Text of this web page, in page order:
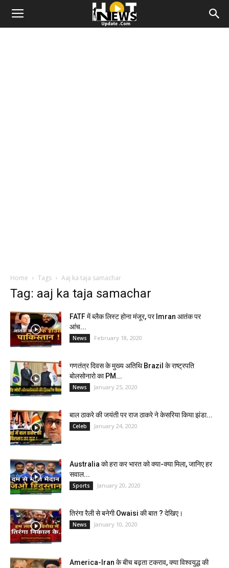
Home Tags Aaj ka taja samachar
Tag: aaj ka taja samachar
FATF में ब्लैक लिस्ट होना मंजूर, पर Imran आतंक पर
आंच...
News February 18, 2020
गणतंत्र दिवस के मुख्य अतिथि Brazil के राष्ट्रपति
बोलसोनारो का PM...
News January 25, 2020
बाल ठाकरे की जयंती पर राज ठाकरे ने केसरिया किया झंडा...
Celeb January 24, 2020
Australia को हरा कर भारत को क्या-क्या मिला, जानिए हर
सवाल...
Sports January 20, 2020
तिरंगा रैली से बनेगी Owaisi की बात ? देखिए।
News January 10, 2020
America-Iran के बीच बढ़ता टकराव, क्या विश्वयुद्ध की